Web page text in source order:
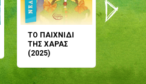
ΤΟ ΠΑΙΧΝΙΔΙ
ΤΗΣ ΧΑΡΑΣ
(2025)
μου;
(2024)